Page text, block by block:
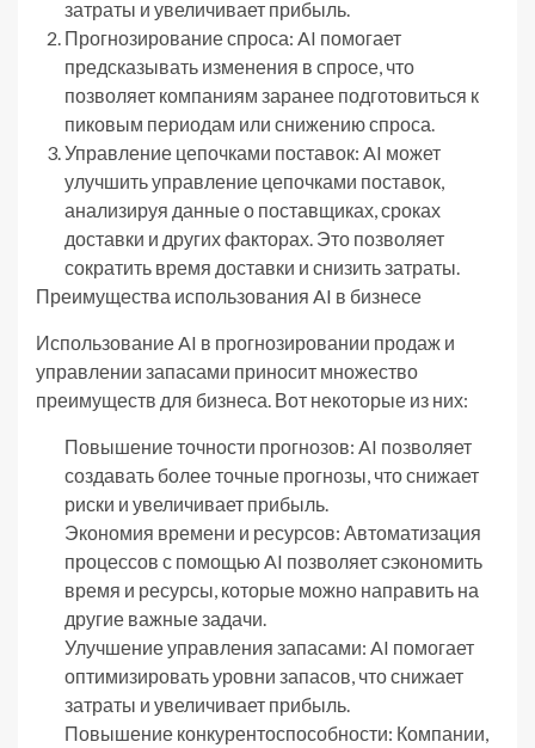
затраты и увеличивает прибыль.
Прогнозирование спроса: AI помогает
предсказывать изменения в спросе, что
позволяет компаниям заранее подготовиться к
пиковым периодам или снижению спроса.
Управление цепочками поставок: AI может
улучшить управление цепочками поставок,
анализируя данные о поставщиках, сроках
доставки и других факторах. Это позволяет
сократить время доставки и снизить затраты.
Преимущества использования AI в бизнесе
Использование AI в прогнозировании продаж и
управлении запасами приносит множество
преимуществ для бизнеса. Вот некоторые из них:
Повышение точности прогнозов: AI позволяет
создавать более точные прогнозы, что снижает
риски и увеличивает прибыль.
Экономия времени и ресурсов: Автоматизация
процессов с помощью AI позволяет сэкономить
время и ресурсы, которые можно направить на
другие важные задачи.
Улучшение управления запасами: AI помогает
оптимизировать уровни запасов, что снижает
затраты и увеличивает прибыль.
Повышение конкурентоспособности: Компании,